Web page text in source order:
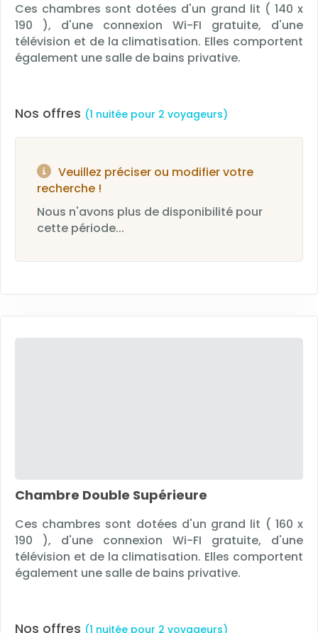
Ces chambres sont dotées d'un grand lit ( 140 x
190 ), d'une connexion Wi-FI gratuite, d'une
télévision et de la climatisation. Elles comportent
également une salle de bains privative.
Nos offres (1 nuitée pour 2 voyageurs)
Veuillez préciser ou modifier votre
recherche !
Nous n'avons plus de disponibilité pour
cette période...
Chambre Double Supérieure
Ces chambres sont dotées d'un grand lit ( 160 x
190 ), d'une connexion Wi-FI gratuite, d'une
télévision et de la climatisation. Elles comportent
également une salle de bains privative.
Nos offres (1 nuitée pour 2 voyageurs)